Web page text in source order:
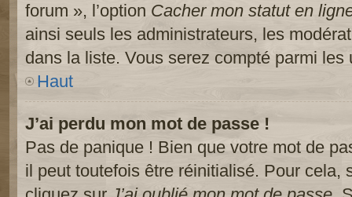
forum », l’option Cacher mon statut en
ainsi seuls les administrateurs, les
dans la liste. Vous serez compté parmi
Haut
J’ai perdu mon mot de passe !
Pas de panique ! Bien que votre mot de
il peut toutefois être réinitialisé. Pour cela,